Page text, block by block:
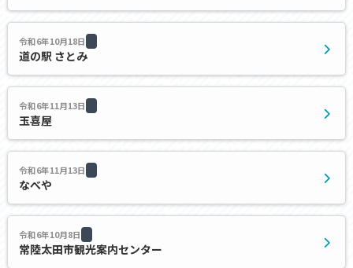
令和6年10月18日
道の駅 さとみ
令和6年11月13日
玉喜屋
令和6年11月13日
なべや
令和6年10月8日
常陸太田市観光案内センター